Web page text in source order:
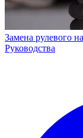
Замена рулевого
Руководства